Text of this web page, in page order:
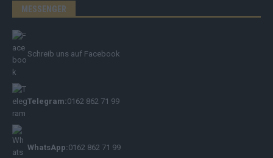
MESSENGER
Schreib uns auf Facebook
Telegram:0162 862 71 99
WhatsApp:0162 862 71 99